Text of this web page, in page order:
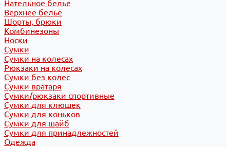
Нательное белье
Верхнее белье
Шорты, брюки
Комбинезоны
Носки
Сумки
Сумки на колесах
Рюкзаки на колесах
Сумки без колес
Сумки вратаря
Сумки/рюкзаки спортивные
Сумки для клюшек
Сумки для коньков
Сумки для шайб
Сумки для принадлежностей
Одежда